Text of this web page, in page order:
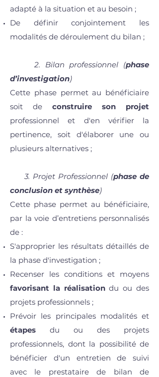
adapté à la situation et au besoin ;
De définir conjointement les
modalités de déroulement du bilan ;
2. Bilan professionnel (phase
d’investigation)
Cette phase permet au bénéficiaire
soit de construire son projet
professionnel et d'en vérifier la
pertinence, soit d'élaborer une ou
plusieurs alternatives ;
3. Projet Professionnel (phase de
conclusion et synthèse)
Cette phase permet au bénéficiaire,
par la voie d’entretiens personnalisés
de :
S'approprier les résultats détaillés de
la phase d'investigation ;
Recenser les conditions et moyens
favorisant la réalisationdu ou des
projets professionnels ;
Prévoir les principales modalités et
étapes du ou des projets
professionnels, dont la possibilité de
bénéficier d'un entretien de suivi
avec le prestataire de bilan de